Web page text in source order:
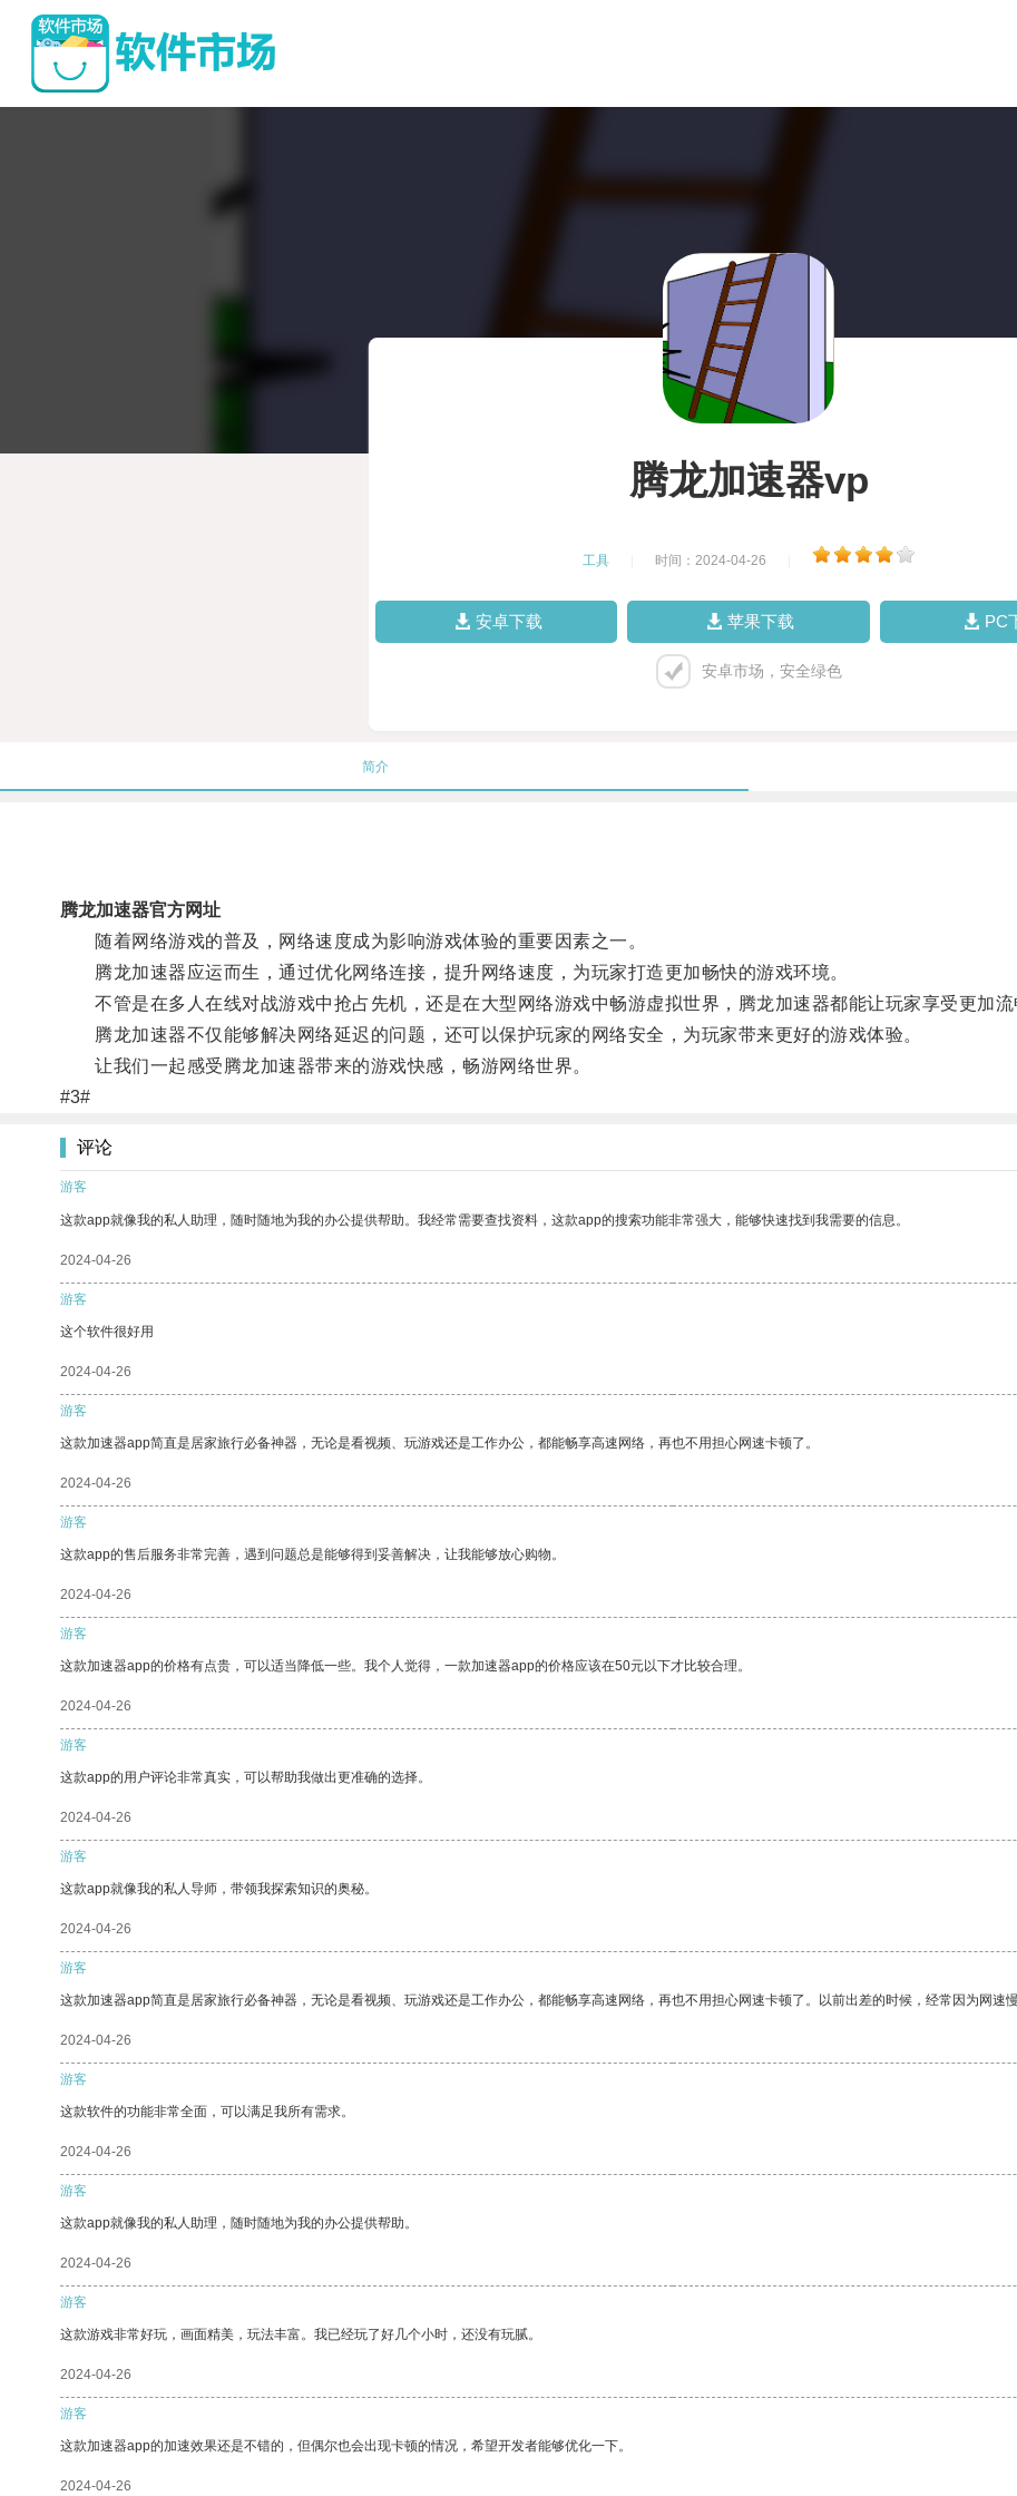
腾龙加速器vp
工具 时间：2024-04-26
安卓下载 苹果下载 PC
安卓市场，安全绿色
简介
腾龙加速器官方网址
随着网络游戏的普及，网络速度成为影响游戏体验的重要因素之一。
腾龙加速器应运而生，通过优化网络连接，提升网络速度，为玩家打造更加畅快的游戏环境。
不管是在多人在线对战游戏中抢占先机，还是在大型网络游戏中畅游虚拟世界，腾龙加速器都能让玩家享受更加流
腾龙加速器不仅能够解决网络延迟的问题，还可以保护玩家的网络安全，为玩家带来更好的游戏体验。
让我们一起感受腾龙加速器带来的游戏快感，畅游网络世界。
#3#
评论
游客
这款app就像我的私人助理，随时随地为我的办公提供帮助。我经常需要查找资料，这款app的搜索功能非常强大，能够快速找到我需要的信息。
2024-04-26
游客
这个软件很好用
2024-04-26
游客
这款加速器app简直是居家旅行必备神器，无论是看视频、玩游戏还是工作办公，都能畅享高速网络，再也不用担心网速卡顿了。
2024-04-26
游客
这款app的售后服务非常完善，遇到问题总是能够得到妥善解决，让我能够放心购物。
2024-04-26
游客
这款加速器app的价格有点贵，可以适当降低一些。我个人觉得，一款加速器app的价格应该在50元以下才比较合理。
2024-04-26
游客
这款app的用户评论非常真实，可以帮助我做出更准确的选择。
2024-04-26
游客
这款app就像我的私人导师，带领我探索知识的奥秘。
2024-04-26
游客
这款加速器app简直是居家旅行必备神器，无论是看视频、玩游戏还是工作办公，都能畅享高速网络，再也不用担心网速卡顿了。以前出差的时候，经常因为网速
2024-04-26
游客
这款软件的功能非常全面，可以满足我所有需求。
2024-04-26
游客
这款app就像我的私人助理，随时随地为我的办公提供帮助。
2024-04-26
游客
这款游戏非常好玩，画面精美，玩法丰富。我已经玩了好几个小时，还没有玩腻。
2024-04-26
游客
这款加速器app的加速效果还是不错的，但偶尔也会出现卡顿的情况，希望开发者能够优化一下。
2024-04-26